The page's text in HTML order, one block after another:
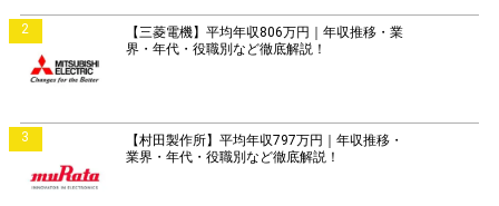
2
【三菱電機】平均年収806万円｜年収推移・業
界・年代・役職別など徹底解説！
3
【村田製作所】平均年収797万円｜年収推移・
業界・年代・役職別など徹底解説！